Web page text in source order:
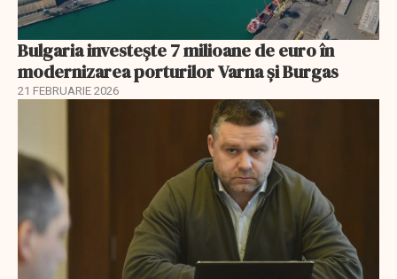
Bulgaria investește 7 milioane de euro în
modernizarea porturilor Varna și Burgas
21 FEBRUARIE 2026